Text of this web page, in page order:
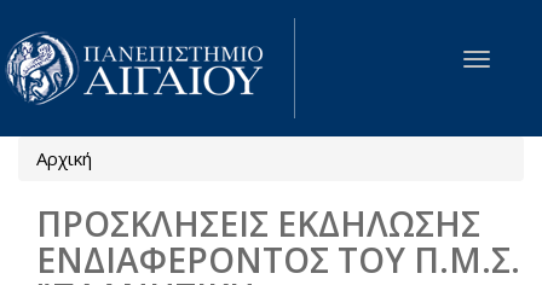
Παράκαμψη προς το κυρίως περιεχόμενο
Toggle
Είστε εδώ
Αρχική
ΠΡΟΣΚΛΗΣΕΙΣ ΕΚΔΗΛΩΣΗΣ
ΕΝΔΙΑΦΕΡΟΝΤΟΣ ΤΟΥ Π.Μ.Σ.